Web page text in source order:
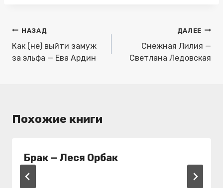
Навигация
по
записям
НАЗАД
Как (не) выйти замуж
за эльфа — Ева Ардин
ДАЛЕЕ
Снежная Лилия —
Светлана Ледовская
Похожие книги
Брак — Леся Орбак